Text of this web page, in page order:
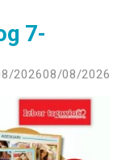
7-
202608/08/2026